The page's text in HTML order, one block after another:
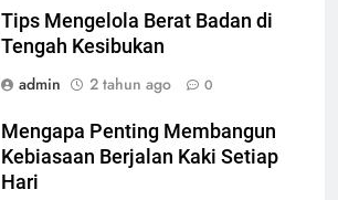
Tips Mengelola Berat Badan di
Tengah Kesibukan
admin
2 tahun ago 0
Mengapa Penting Membangun
Kebiasaan Berjalan Kaki Setiap
Hari